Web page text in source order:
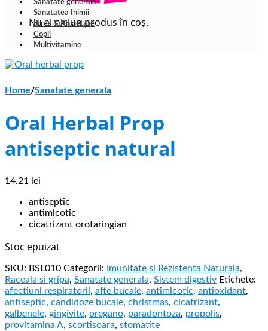
Nu ai niciun produs în coș.
Sanatate generala
Sanatatea Inimii
Stres & Anxietate
Copii
Multivitamine
Home/Sanatate generala
Oral Herbal Prop
antiseptic natural
14.21 lei
antiseptic
antimicotic
cicatrizant orofaringian
Stoc epuizat
SKU: BSL010 Categorii: Imunitate si Rezistenta Naturala,
Raceala si gripa, Sanatate generala, Sistem digestiv Etichete:
afectiuni respiratorii, afte bucale, antimicotic, antioxidant,
antiseptic, candidoze bucale, christmas, cicatrizant,
gălbenele, gingivite, oregano, paradontoza, propolis,
provitamina A, scortisoara, stomatite